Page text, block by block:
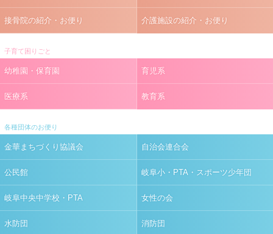
接骨院の紹介・お便り 介護施設の紹介・お便り
子育て困りごと
幼稚園・保育園 育児系
医療系 教育系
各種団体のお便り
金華まちづくり協議会 自治会連合会
公民館 岐阜小・PTA・スポーツ少年団
岐阜中央中学校・PTA 女性の会
水防団 消防団